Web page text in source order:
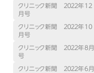
クリニック新聞 ２０２２年12
月号
クリニック新聞 ２０２２年10
月号
クリニック新聞 ２０２２年8月
号
クリニック新聞 ２０２２年6月